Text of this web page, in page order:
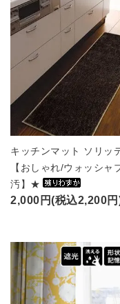
キッチンマット ソリッ
【おしゃれ/ウォッシャ
汚】★
2,000円(税込2,200円